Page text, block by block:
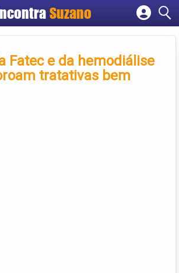
Suzano
Cadastrar empresa
Criar conta
Fatec e da hemodiálise
tratativas bem